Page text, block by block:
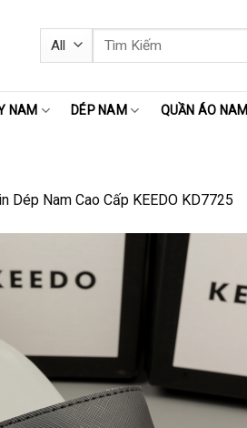
Tìm
kiếm:
NAM DÉP NAM QUẦN ÁO NAM
in Dép Nam Cao Cấp KEEDO KD7725